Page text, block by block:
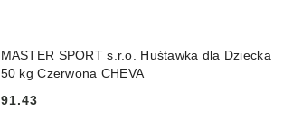
MASTER SPORT s.r.o. Huśtawka dla Dziecka
50 kg Czerwona CHEVA
Cena:
91.43